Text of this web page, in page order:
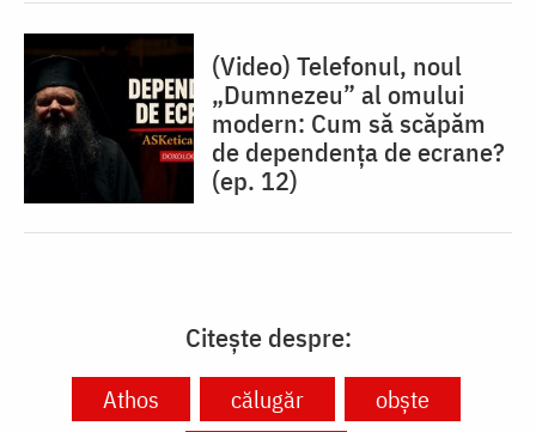
(Video) Telefonul, noul
„Dumnezeu” al omului
modern: Cum să scăpăm
de dependența de ecrane?
(ep. 12)
Citește despre:
Athos călugăr
obște